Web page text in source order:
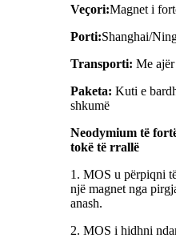
Veçori:Magnet i
Porti:Shanghai/
Transporti: Me
Paketa: Kuti e
shkumë
Neodymium të
tokë të rrallë
1. MOS u përpiqni
një magnet nga
anash.
2. MOS i hidhni